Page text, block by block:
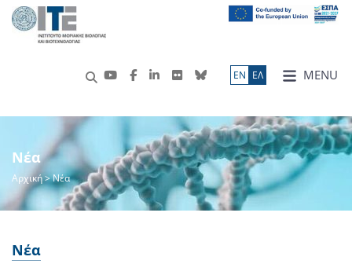
MENU
ΕN ΕΛ
Νέα
Αρχική> Νέα
Νέα